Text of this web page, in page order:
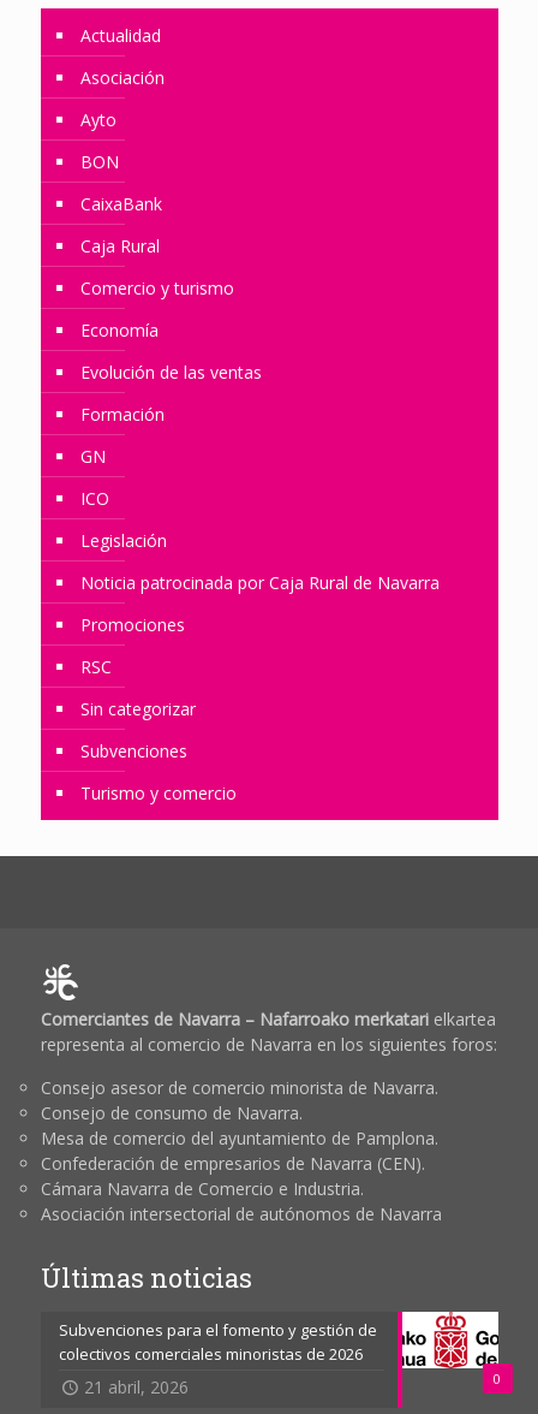
Actualidad
Asociación
Ayto
BON
CaixaBank
Caja Rural
Comercio y turismo
Economía
Evolución de las ventas
Formación
GN
ICO
Legislación
Noticia patrocinada por Caja Rural de Navarra
Promociones
RSC
Sin categorizar
Subvenciones
Turismo y comercio
Comerciantes de Navarra – Nafarroako merkatarielkartea
representa al comercio de Navarra en los siguientes foros:
Consejo asesor de comercio minorista de Navarra.
Consejo de consumo de Navarra.
Mesa de comercio del ayuntamiento de Pamplona.
Confederación de empresarios de Navarra (CEN).
Cámara Navarra de Comercio e Industria.
Asociación intersectorial de autónomos de Navarra
Últimas noticias
0
Subvenciones para el fomento y gestión de
colectivos comerciales minoristas de 2026
21 abril, 2026